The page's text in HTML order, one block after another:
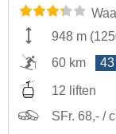
948 m (
60 km
12 liften
SFr. 68,- /